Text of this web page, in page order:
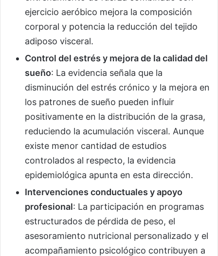
ejercicio aeróbico mejora la composición
corporal y potencia la reducción del tejido
adiposo visceral.
Control del estrés y mejora de la calidad del
sueño: La evidencia señala que la
disminución del estrés crónico y la mejora en
los patrones de sueño pueden influir
positivamente en la distribución de la grasa,
reduciendo la acumulación visceral. Aunque
existe menor cantidad de estudios
controlados al respecto, la evidencia
epidemiológica apunta en esta dirección.
Intervenciones conductuales y apoyo
profesional: La participación en programas
estructurados de pérdida de peso, el
asesoramiento nutricional personalizado y el
acompañamiento psicológico contribuyen a